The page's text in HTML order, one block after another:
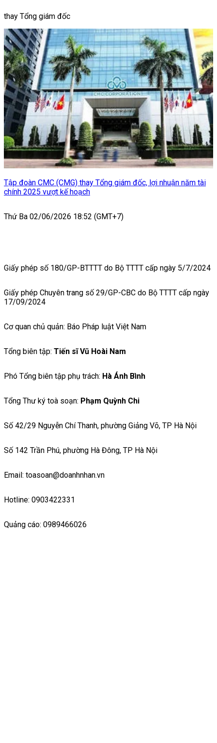
thay Tổng giám đốc
Tập đoàn CMC (CMG) thay Tổng giám đốc, lợi nhuận năm tài
chính 2025 vượt kế hoạch
Thứ Ba 02/06/2026 18:52 (GMT+7)
Giấy phép số 180/GP-BTTTT do Bộ TTTT cấp ngày 5/7/2024
Giấy phép Chuyên trang số 29/GP-CBC do Bộ TTTT cấp ngày
17/09/2024
Cơ quan chủ quản: Báo Pháp luật Việt Nam
Tổng biên tập: Tiến sĩ Vũ Hoài Nam
Phó Tổng biên tập phụ trách: Hà Ánh Bình
Tổng Thư ký toà soạn: Phạm Quỳnh Chi
Số 42/29 Nguyễn Chí Thanh, phường Giảng Võ, TP Hà Nội
Số 142 Trần Phú, phường Hà Đông, TP Hà Nội
Email: toasoan@doanhnhan.vn
Hotline: 0903422331
Quảng cáo: 0989466026